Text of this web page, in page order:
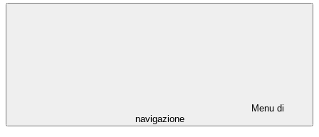
Menu di
navigazione